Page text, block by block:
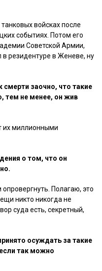
войсках после
событиях. Потом его
Советской Армии,
в резидентуре в Женеве, ну
смерти заочно, что такие
тем не менее, он жив
их миллионными
о том, что он
Полагаю, это
никто никогда не
суда есть, секретный,
осуждать за такие
так можно